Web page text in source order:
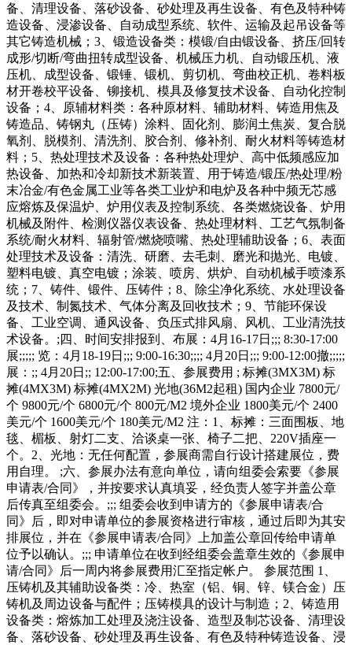
备、清理设备、落砂设备、砂处理及再生设备、有色及特种铸
造设备、浸渗设备、自动成型系统、软件、运输及起吊设备等
其它铸造机械；3、锻造设备类：模锻/自由锻设备、挤压/回转
成形/切断/弯曲扭转成型设备、机械压力机、自动锻压机、液
压机、成型设备、锻锤、锻机、剪切机、弯曲校正机、卷料板
材开卷校平设备、铆接机、模具及修复技术设备、自动化控制
设备；4、原辅材料类：各种原材料、辅助材料、铸造用焦及
铸造品、铸钢丸（压铸）涂料、固化剂、膨润土焦炭、复合脱
氧剂、脱模剂、清洗剂、胶合剂、修补剂、耐火材料等铸造材
料；5、热处理技术及设备：各种热处理炉、高中低频感应加
热设备、加热和冷却新技术新装置、用于铸造/锻压/热处理/粉
末冶金/有色金属工业等各类工业炉和电炉及各种中频无芯感
应熔炼及保温炉、炉用仪表及控制系统、各类燃烧设备、炉用
机械及附件、检测仪器仪表设备、热处理材料、工艺气氛制备
系统/耐火材料、辐射管/燃烧喷嘴、热处理辅助设备；6、表面
处理技术及设备：清洗、研磨、去毛刺、磨光和抛光、电镀、
塑料电镀、真空电镀；涂装、喷房、烘炉、自动机械手喷漆系
统；7、铸件、锻件、压铸件；8、除尘净化系统、水处理设备
及技术、制氮技术、气体分离及回收技术；9、节能环保设
备、工业空调、通风设备、负压式排风扇、风机、工业清洗技
术设备。;四、时间安排报到、布展：4月16-17日;;; 8:30-17:00
展;;;;; 览：4月18-19日;;; 9:00-16:30;;;; 4月20日;;; 9:00-12:00撤;;;;;
展：;; 4月20日;; 12:00-17:00;五、参展费用 ; 标摊(3MX3M) 标
摊(4MX3M) 标摊(4MX2M) 光地(36M2起租) 国内企业 7800元/
个 9800元/个 6800元/个 800元/M2 境外企业 1800美元/个 2400
美元/个 1600美元/个 180美元/M2 注：1、标摊：三面围板、地
毯、楣板、射灯二支、洽谈桌一张、椅子二把、220V插座一
个。2、光地：无任何配置，参展商需自行设计搭建展位，费
用自理。 ;六、参展办法有意向单位，请向组委会索要《参展
申请表/合同》，并按要求认真填妥，经负责人签字并盖公章
后传真至组委会。;;; 组委会收到申请方的《参展申请表/合
同》后，即对申请单位的参展资格进行审核，通过后即为其安
排展位，并在《参展申请表/合同》上加盖公章回传给申请单
位予以确认。;;; 申请单位在收到经组委会盖章生效的《参展申
请/合同》后一周内将参展费用汇至指定帐户。 参展范围 1、
压铸机及其辅助设备类：冷、热室（铝、铜、锌、镁合金）压
铸机及周边设备与配件；压铸模具的设计与制造；2、铸造用
设备类：熔炼加工处理及浇注设备、造型及制芯设备、清理设
备、落砂设备、砂处理及再生设备、有色及特种铸造设备、浸